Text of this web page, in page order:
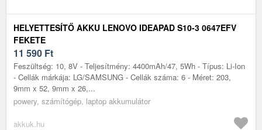
HELYETTESÍTŐ AKKU LENOVO IDEAPAD S10-3 0647EFV
FEKETE
11 590 Ft
Feszültség: 10, 8V - Teljesítmény: 4400mAh/47, 5Wh - Típus: Li-Ion
- Cellák márkája: LG/SAMSUNG - Cellák száma: 6 - Méret: 203,
9mm x 52, 9mm x 26,...
powery, számítógép, laptop akkumulátor
akkuk.hu